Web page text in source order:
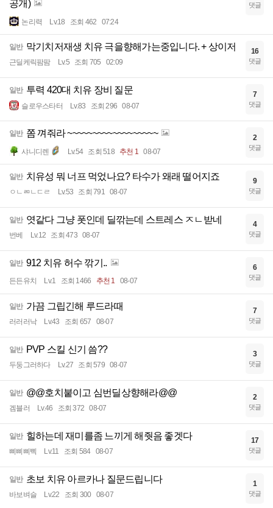
공개)
논리력 Lv.18 조회 462 07:24
댓글
일반 막기치저재생 치유 극을향해가는중입니다. + 상이저
근딜케릭팜팜 Lv.5 조회 705 02:09
16
댓글
일반 투력 420대 치유 장비 질문
슬로우스타터 Lv.83 조회 296 08-07
7
댓글
일반 쫌 껴줘라 ~~~~~~~~~~~~~~~~~~
샤니디렌 Lv.54 조회 518 추천 1 08-07
2
댓글
일반 치유성 뭐 너프 먹었나요? 타수가 왜래 떨어지죠
ㅇㄴㄻㄴㄷㄹ Lv.53 조회 791 08-07
9
댓글
일반 엿같다 그냥 폿인데 딜깎는데 스트레스 ㅈㄴ받네
번베 Lv.12 조회 473 08-07
4
댓글
일반 912 치유 허수 깎기..
든든유치 Lv.1 조회 1466 추천 1 08-07
6
댓글
일반 가끔 그립긴해 루드라때
러러러낙 Lv.43 조회 657 08-07
7
댓글
일반 PVP 스킬 신기 씀??
두둥그러하다 Lv.27 조회 579 08-07
3
댓글
일반 @@호치붙이고 심번딜상향해라@@
겜블러 Lv.46 조회 372 08-07
2
댓글
일반 힐하는데 재미를좀 느끼게 해줫음 좋겟다
삐삐삐삑 Lv.11 조회 584 08-07
17
댓글
일반 초보 치유 아르카나 질문드립니다
바보벼슬 Lv.22 조회 300 08-07
1
댓글